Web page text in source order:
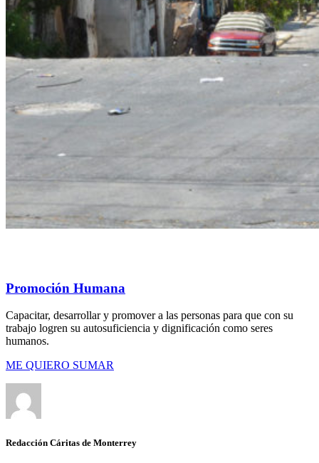
Promoción Humana
Capacitar, desarrollar y promover a las personas para que con su
trabajo logren su autosuficiencia y dignificación como seres
humanos.
ME QUIERO SUMAR
Redacción Cáritas de Monterrey